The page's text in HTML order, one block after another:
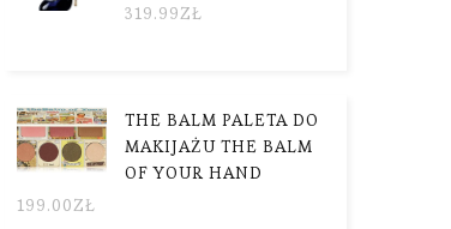
319.99ZŁ
THE BALM PALETA DO
MAKIJAŻU THE BALM
OF YOUR HAND
199.00ZŁ